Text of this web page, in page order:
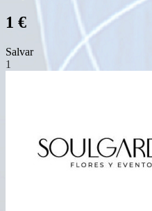
1 €
Salvar
1